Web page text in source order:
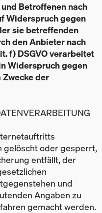
Betroffenen nach
Widerspruch gegen
sie betreffenden
den Anbieter nach
f) DSGVO verarbeitet
Widerspruch gegen
der
gelöscht oder gesperrt,
entfällt, der
und
Angaben zu
gemacht werden.